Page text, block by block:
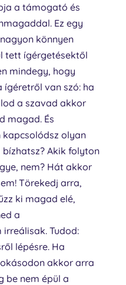
a támogató és
Ez egy
könnyen
tett ígérgetésektől
mindegy, hogy
ígéretről van szó: ha
a szavad akkor
magad. És
kapcsolódsz olyan
Akik folyton
nem? Hát akkor
Törekedj arra,
ki magad elé,
a
Tudod:
lépésre. Ha
akkor arra
be nem épül a